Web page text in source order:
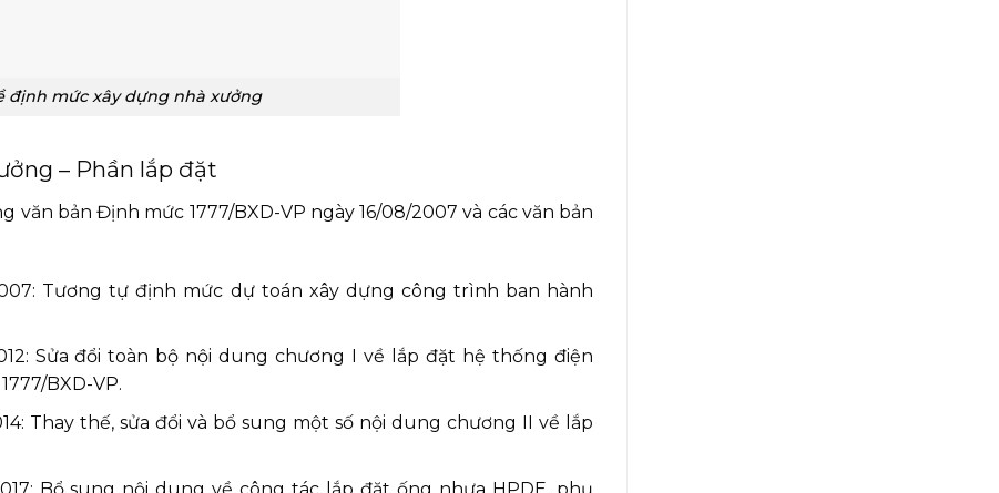
định mức xây dựng nhà xưởng
– Phần lắp đặt
bản Định mức 1777/BXD-VP ngày 16/08/2007 và các văn bản
Tương tự định mức dự toán xây dựng công trình ban hành
Sửa đổi toàn bộ nội dung chương I về lắp đặt hệ thống điện
BXD-VP.
Thay thế, sửa đổi và bổ sung một số nội dung chương II về lắp
Bổ sung nội dung về công tác lắp đặt ống nhựa HPDE, phụ